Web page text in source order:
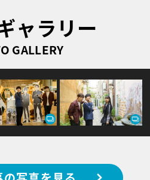
ャラリー
GALLERY